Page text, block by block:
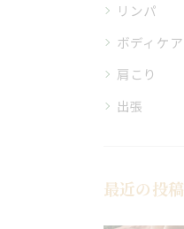
リンパ
ボディケア
肩こり
出張
最近の投稿